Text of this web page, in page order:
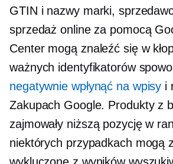
GTIN i nazwy marki,
sprzedaż online za pomocą
Center mogą znaleźć się w
ważnych identyfikatorów
negatywnie wpłynąć na wpisy i
Zakupach Google. Produkty z
zajmowały niższą pozycję w
niektórych przypadkach mogą